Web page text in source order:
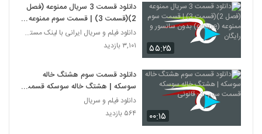
۵۵:۲۵
دانلود قسمت 3 سریال ممنوعه (فصل
2)(قسمت 3) | قسمت سوم ممنوعه
(online) بدون سانسور و رایگان
دانلود فیلم و سریال ایرانی با لینک مستقیم
۳,۱۰۱ بازدید
۰۰:۱۵
دانلود قسمت سوم هشتگ خاله
سوسکه | هشتگ خاله سوسکه قسمت
سوم -3- قانونی
دانلود فیلم و سریال
۵۶۴ بازدید